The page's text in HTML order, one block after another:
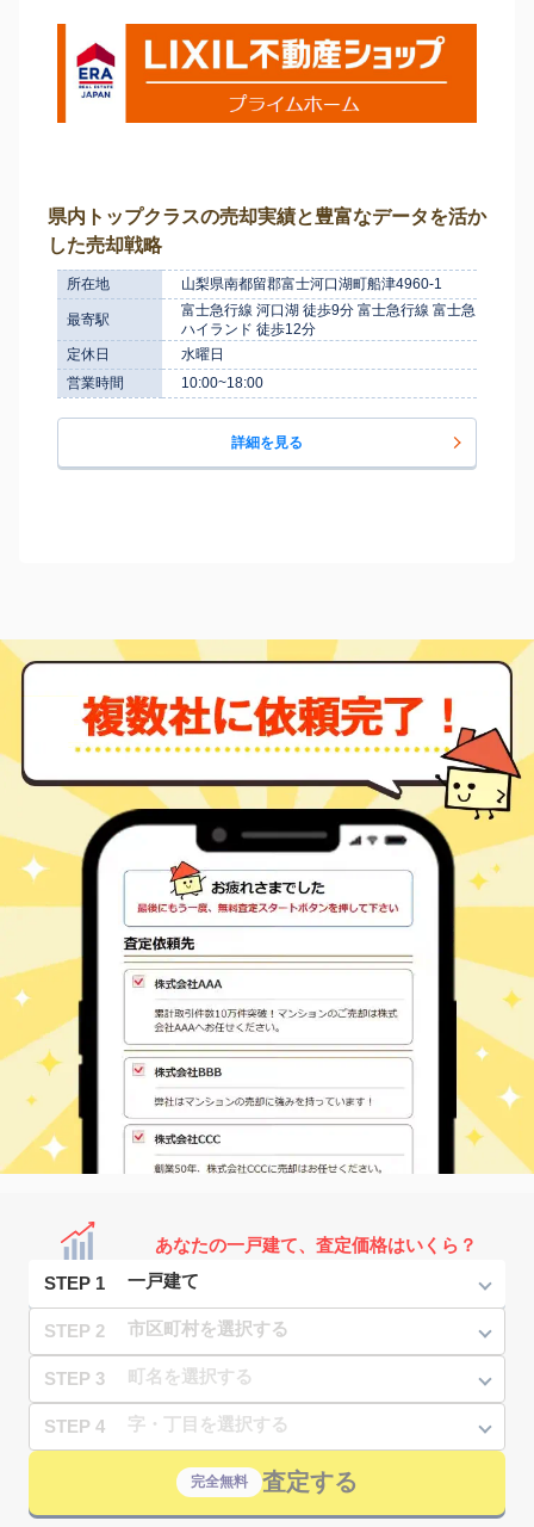
県内トップクラスの売却実績と豊富なデータを活か
した売却戦略
所在地 山梨県南都留郡富士河口湖町船津4960-1
最寄駅
富士急行線 河口湖 徒歩9分 富士急行線 富士急
ハイランド 徒歩12分
定休日
水曜日
営業時間
10:00~18:00
詳細を見る
あなたの一戸建て、査定価格はいくら？
STEP 1
STEP 2
STEP 3
STEP 4
完全無料 査定する